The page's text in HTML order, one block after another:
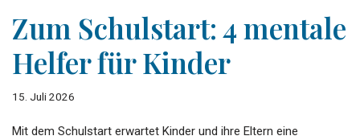
Zum Schulstart: 4 mentale
Helfer für Kinder
15. Juli 2026
Mit dem Schulstart erwartet Kinder und ihre Eltern eine